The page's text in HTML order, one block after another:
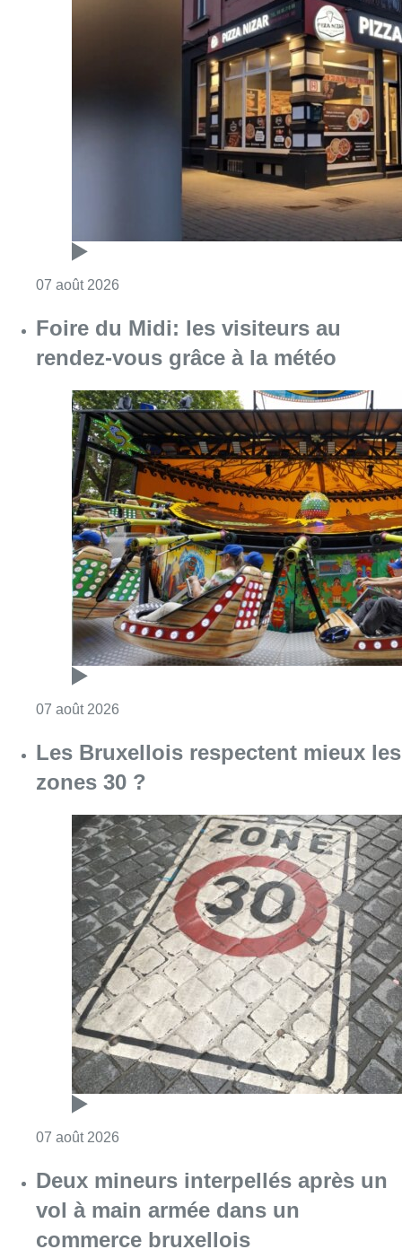
Consulter l'article "Pizza Nizar: un coup de
Foire du Midi: les visiteurs au
rendez-vous grâce à la météo
07 août 2026 Consulter l'article "Foire du Midi: les
Les Bruxellois respectent mieux les
zones 30 ?
07 août 2026Consulter l'article "Les Bruxellois
Deux mineurs interpellés après un
vol à main armée dans un
commerce bruxellois